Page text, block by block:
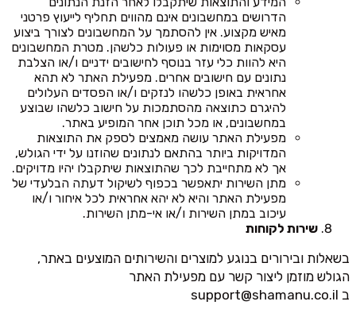
הדרושים במחשבונים אינם מהווים תחליף לייעוץ פרטני
מאיש מקצוע. אין להסתמך על המחשבונים לצורך ביצוע
עסקאות מסוימות או פעולות כלשהן. מטרת המחשבונים
היא להוות כלי עזר בנוסף לחישובים ידניים ו/או הצלבת
נתונים עם חישובים אחרים. מפעילת האתר לא תהא
אחראית באופן כלשהו לנזקים ו/או הפסדים העלולים
להיגרם כתוצאה מהסתמכות על חישוב כלשהו שבוצע
במחשבונים, או מכל תוכן אחר המופיע באתר.
מפעילת האתר עושה מאמצים לספק את התוצאות
המדויקות ביותר בהתאם לנתונים שהוזנו על ידי הגולש,
אך לא מתחייבת לכך שהתוצאות שיתקבלו יהיו מדויקים.
מתן השירות יתאפשר בכפוף לשיקול דעתה הבלעדי של
מפעילת האתר והיא לא יהא אחראית לכל איחור ו/או
עיכוב במתן השירות ו/או אי-מתן השירות.
שירות לקוחות
בשאלות ובירורים בנוגע למוצרים והשירותים המוצעים באתר,
הגולש מוזמן ליצור קשר עם מפעילת האתר
ב support@shamanu.co.il